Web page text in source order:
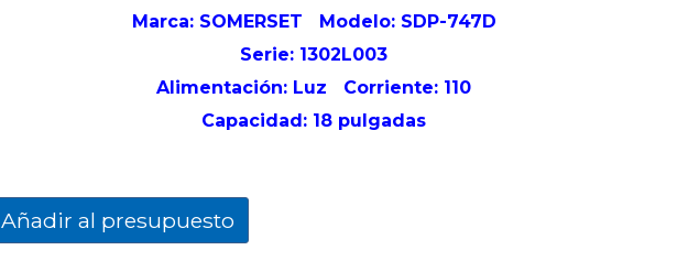
Marca: SOMERSET Modelo: SDP-747D
Serie: 1302L003
Alimentación: Luz Corriente: 110
Capacidad: 18 pulgadas
Añadir al presupuesto